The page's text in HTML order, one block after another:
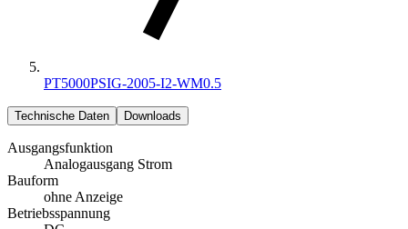
PT5000PSIG-2005-I2-WM0.5
Technische Daten Downloads
Ausgangsfunktion
Analogausgang Strom
Bauform
ohne Anzeige
Betriebsspannung